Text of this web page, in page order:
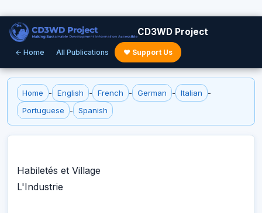
CD3WD Project
← Home All Publications ♥ Support Us
Home - English - French - German - Italian
-
Portuguese
- Spanish
Habiletés et Village
L'Industrie